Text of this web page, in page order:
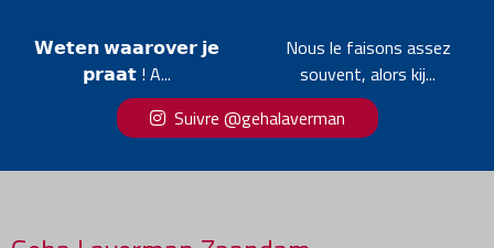
Suivre @gehalaverman
𝗪𝗲𝘁𝗲𝗻 𝘄𝗮𝗮𝗿𝗼𝘃𝗲𝗿 𝗷𝗲
𝗽𝗿𝗮𝗮𝘁 ! A...
Nous le faisons assez
souvent, alors kij...